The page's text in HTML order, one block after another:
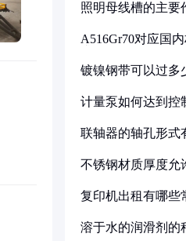
照明母线槽的主要
A516Gr70对应国
镀镍钢带可以过多
计量泵如何达到控
联轴器的轴孔形式
不锈钢材质厚度允
复印机出租有哪些
溶于水的润滑剂的